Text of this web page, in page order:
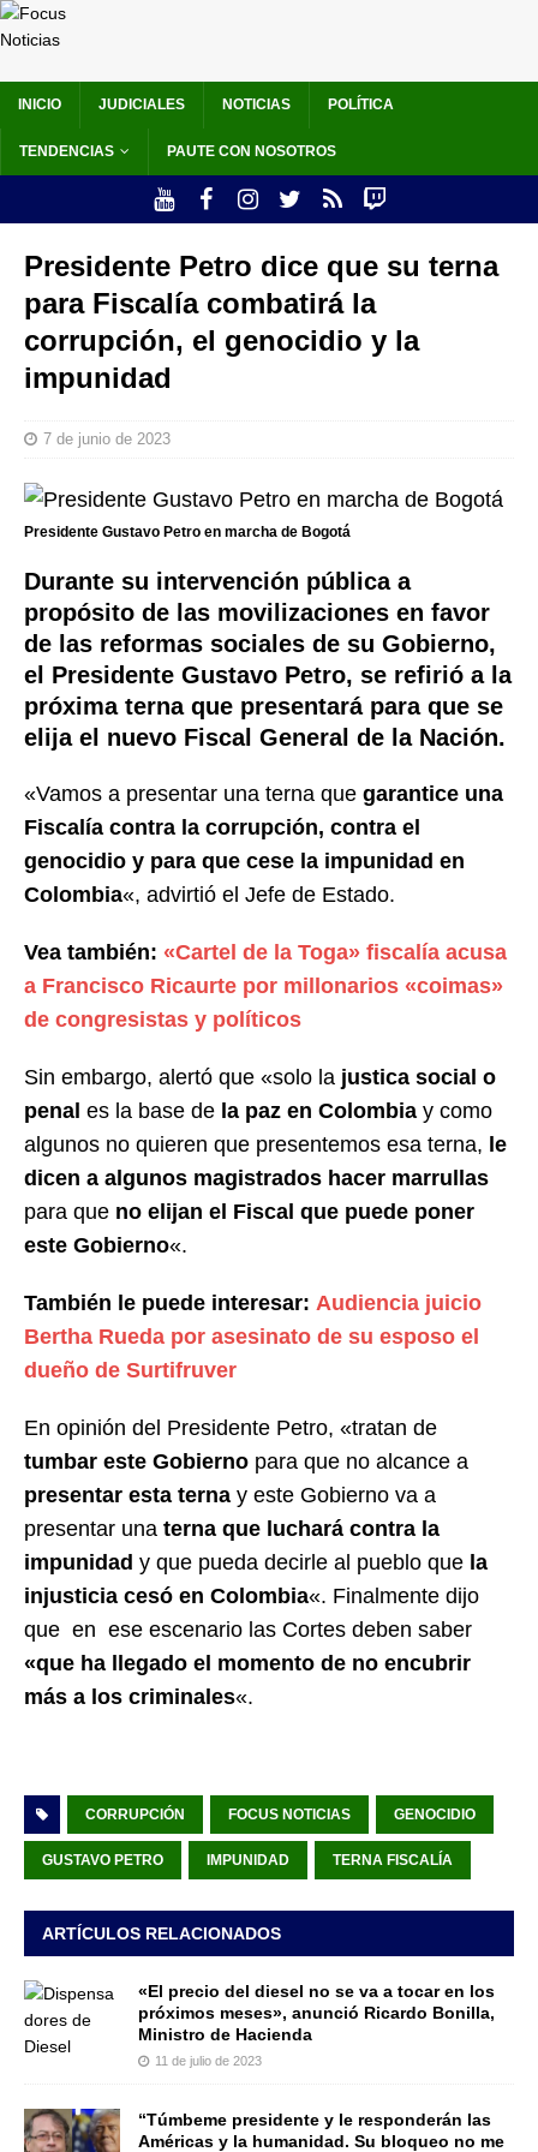
INICIO JUDICIALES NOTICIAS POLÍTICA
TENDENCIAS PAUTE CON NOSOTROS
Presidente Petro dice que su terna
para Fiscalía combatirá la
corrupción, el genocidio y la
impunidad
7 de junio de 2023
Presidente Gustavo Petro en marcha de Bogotá
Durante su intervención pública a
propósito de las movilizaciones en favor
de las reformas sociales de su Gobierno,
el Presidente Gustavo Petro, se refirió a la
próxima terna que presentará para que se
elija el nuevo Fiscal General de la Nación.
«Vamos a presentar una terna que garantice una
Fiscalía contra la corrupción, contra el
genocidio y para que cese la impunidad en
Colombia«, advirtió el Jefe de Estado.
Vea también: «Cartel de la Toga» fiscalía acusa
a Francisco Ricaurte por millonarios «coimas»
de congresistas y políticos
Sin embargo, alertó que «solo la justica social o
penal es la base de la paz en Colombia y como
algunos no quieren que presentemos esa terna, le
dicen a algunos magistrados hacer marrullas
para que no elijan el Fiscal que puede poner
este Gobierno«.
También le puede interesar: Audiencia juicio
Bertha Rueda por asesinato de su esposo el
dueño de Surtifruver
En opinión del Presidente Petro, «tratan de
tumbar este Gobierno para que no alcance a
presentar esta terna y este Gobierno va a
presentar una terna que luchará contra la
impunidad y que pueda decirle al pueblo que la
injusticia cesó en Colombia«. Finalmente dijo
que en ese escenario las Cortes deben saber
«que ha llegado el momento de no encubrir
más a los criminales«.
CORRUPCIÓN FOCUS NOTICIAS GENOCIDIO
GUSTAVO PETRO IMPUNIDAD TERNA FISCALÍA
ARTÍCULOS RELACIONADOS
«El precio del diesel no se va a tocar en los
próximos meses», anunció Ricardo Bonilla,
Ministro de Hacienda
11 de julio de 2023
“Túmbeme presidente y le responderán las
Américas y la humanidad. Su bloqueo no me